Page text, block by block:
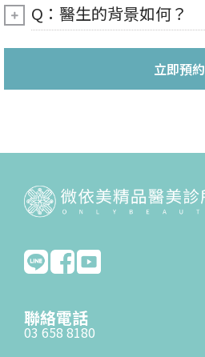
Q：醫生的背景如何？
立即預約
聯絡電話
03 658 8180